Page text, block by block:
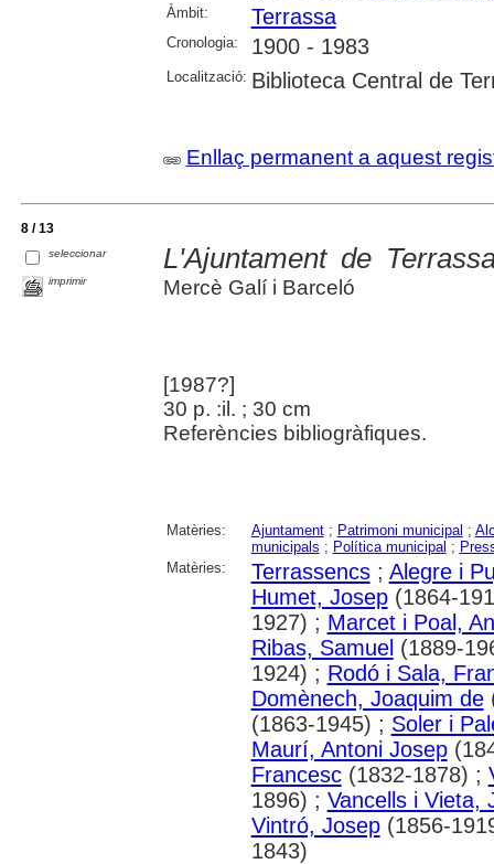
Àmbit: Terrassa
Cronologia: 1900 - 1983
Localització: Biblioteca Central de
Enllaç permanent a aquest
8 / 13
seleccionar
imprimir
L'Ajuntament de
Mercè Galí i Barceló
[1987?]
30 p. :il. ; 30 cm
Referències bibliogràfiques.
Matèries: Ajuntament; Patrimoni municipal ;
municipals ; Política municipal ;
Matèries:
Terrassencs; Alegre i
Humet, Josep(1864-
1927) ; Marcet i Poal,
Ribas, Samuel (1889-
1924) ; Rodó i Sala,
Domènech, Joaquim de
(1863-1945) ; Soler i
Maurí, Antoni Josep
Francesc(1832-1878) ;
1896) ; Vancells i Vieta,
Vintró, Josep(1856-
1843)